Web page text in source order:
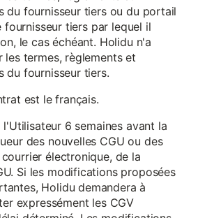
du fournisseur tiers ou du portail
tiers par lequel il
le cas échéant. Holidu n'a
les termes, règlements et
du fournisseur tiers.
est le français.
6 semaines avant la
des nouvelles CGU ou des
électronique, de la
Si les modifications proposées
Holidu demandera à
expressément les CGV